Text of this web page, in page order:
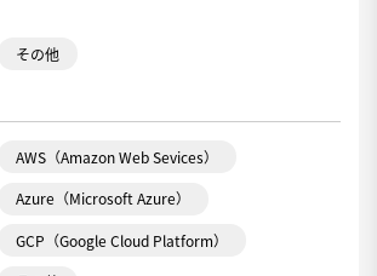
その他
AWS（Amazon Web Sevices）
Azure（Microsoft Azure）
GCP（Google Cloud Platform）